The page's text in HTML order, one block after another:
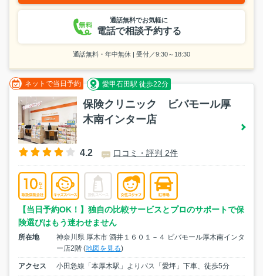
通話無料でお気軽に
電話で相談予約する
通話無料・年中無休 | 受付／9:30～18:30
ネットで当日予約 愛甲石田駅 徒歩22分
保険クリニック ビバモール厚
木南インター店
4.2 口コミ・評判 2件
【当日予約OK！】独自の比較サービスとプロのサポートで保
険選びはもう迷わせません
所在地
神奈川県 厚木市 酒井１６０１－４ ビバモール厚木南インタ
ー店2階 (地図を見る)
アクセス 小田急線「本厚木駅」よりバス「愛坪」下車、徒歩5分